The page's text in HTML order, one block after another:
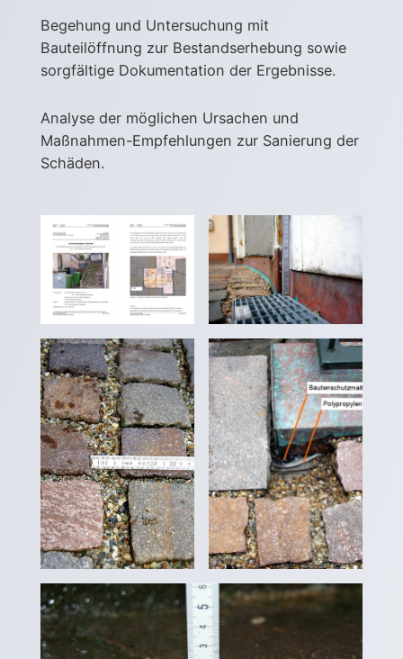
Begehung und Untersuchung mit
Bauteilöffnung zur Bestandserhebung sowie
sorgfältige Dokumentation der Ergebnisse.
Analyse der möglichen Ursachen und
Maßnahmen-Empfehlungen zur Sanierung der
Schäden.